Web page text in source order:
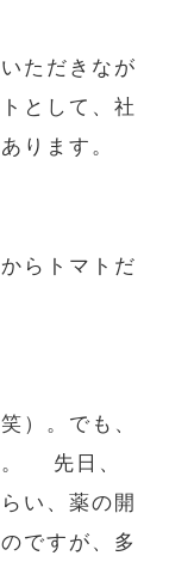
ただきなが
として、社
ります。
らトマトだ
）。でも、
。 先日、
い、薬の開
ですが、多